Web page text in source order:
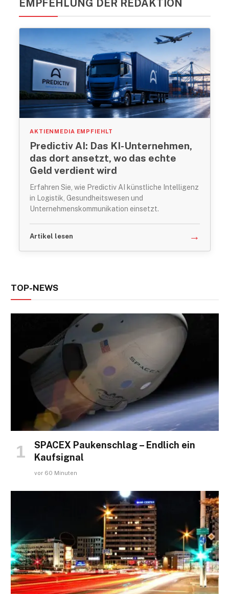
EMPFEHLUNG DER REDAKTION
AKTIENMEDIA EMPFIEHLT
Predictiv AI: Das KI-Unternehmen,
das dort ansetzt, wo das echte
Geld verdient wird
Erfahren Sie, wie Predictiv AI künstliche Intelligenz
in Logistik, Gesundheitswesen und
Unternehmenskommunikation einsetzt.
Artikel lesen →
TOP-NEWS
SPACEX Paukenschlag – Endlich ein
Kaufsignal
vor 60 Minuten